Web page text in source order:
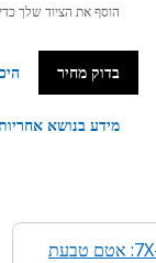
הוסף את הציוד שלך
בדוק מחיר
מידע בנושא
7X-5762: אטם טבעת